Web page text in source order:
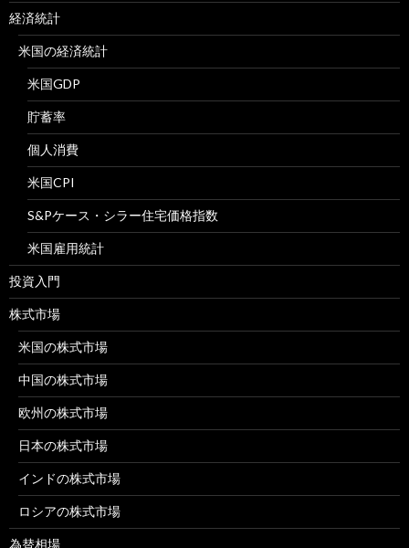
経済統計
米国の経済統計
米国GDP
貯蓄率
個人消費
米国CPI
S&Pケース・シラー住宅価格指数
米国雇用統計
投資入門
株式市場
米国の株式市場
中国の株式市場
欧州の株式市場
日本の株式市場
インドの株式市場
ロシアの株式市場
為替相場